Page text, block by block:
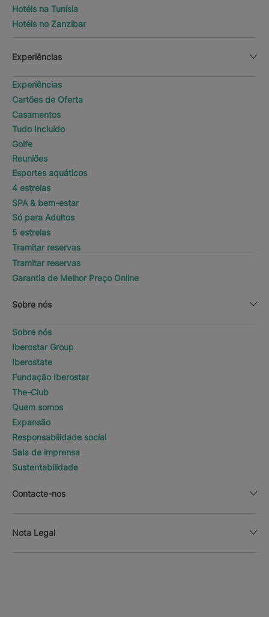
Hotéis na Tunísia
Hotéis no Zanzibar
Experiências
Experiências
Cartões de Oferta
Casamentos
Tudo Incluído
Golfe
Reuniões
Esportes aquáticos
4 estrelas
SPA & bem-estar
Só para Adultos
5 estrelas
Tramitar reservas
Tramitar reservas
Garantia de Melhor Preço Online
Sobre nós
Sobre nós
Iberostar Group
Iberostate
Fundação Iberostar
The-Club
Quem somos
Expansão
Responsabilidade social
Sala de imprensa
Sustentabilidade
Contacte-nos
Nota Legal